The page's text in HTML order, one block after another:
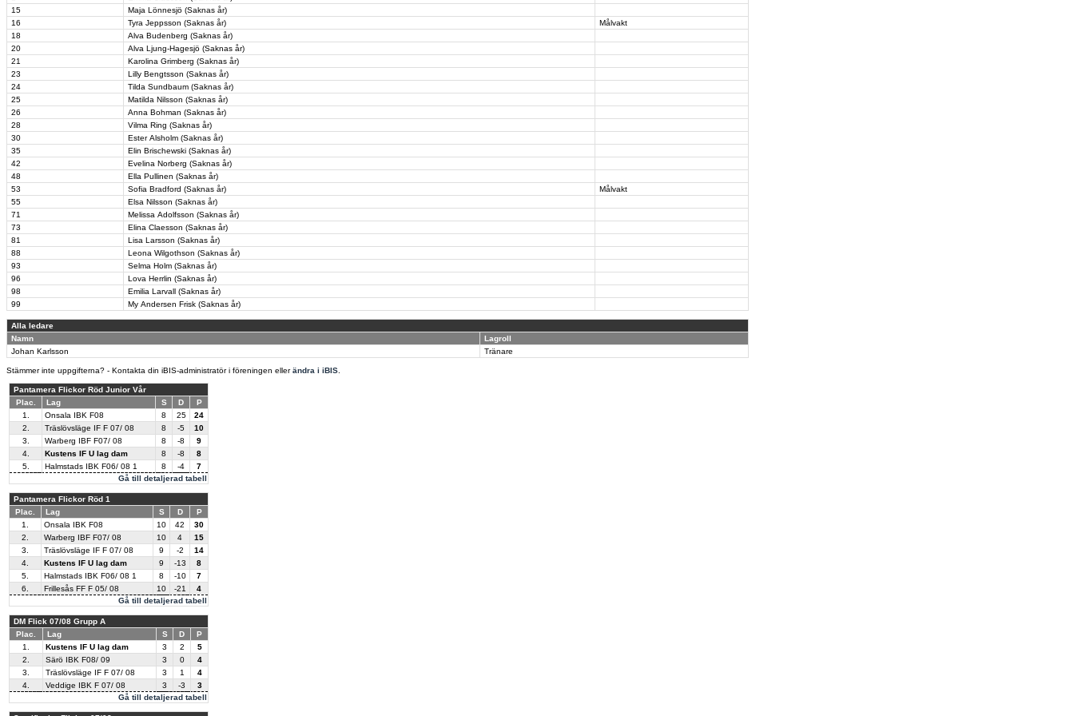
15
Maja Lönnesjö (Saknas år)
16
Tyra Jeppsson (Saknas år)
Målvakt
18
Alva Budenberg (Saknas år)
20
Alva Ljung-Hagesjö (Saknas år)
21
Karolina Grimberg (Saknas år)
23
Lilly Bengtsson (Saknas år)
24
Tilda Sundbaum (Saknas år)
25
Matilda Nilsson (Saknas år)
26
Anna Bohman (Saknas år)
28
Vilma Ring (Saknas år)
30
Ester Alsholm (Saknas år)
35
Elin Brischewski (Saknas år)
42
Evelina Norberg (Saknas år)
48
Ella Pullinen (Saknas år)
53
Sofia Bradford (Saknas år)
Målvakt
55
Elsa Nilsson (Saknas år)
71
Melissa Adolfsson (Saknas år)
73
Elina Claesson (Saknas år)
81
Lisa Larsson (Saknas år)
88
Leona Wilgothson (Saknas år)
93
Selma Holm (Saknas år)
96
Lova Herrlin (Saknas år)
98
Emilia Larvall (Saknas år)
99
My Andersen Frisk (Saknas år)
Alla ledare
Namn
Lagroll
Johan Karlsson
Tränare
Stämmer inte uppgifterna? - Kontakta din iBIS-administratör i föreningen ellerändra i iBIS
Pantamera Flickor Röd Junior Vår
Plac.
Lag S D P
Gå till detaljerad tabell
1. Onsala IBK F08 8 25
24
2.
Träslövsläge IF F 07/ 08 8 -5
10
3.
Warberg IBF F07/ 08 8 -8
9
4.
Kustens IF U lag dam 8 -8
8
5.
Halmstads IBK F06/ 08 1 8 -4 7
Pantamera Flickor Röd 1
Plac.
Lag S D P
Gå till detaljerad tabell
1. Onsala IBK F08 10 42
30
2.
Warberg IBF F07/ 08 10 4
15
3.
Träslövsläge IF F 07/ 08 9 -2
14
4.
Kustens IF U lag dam 9 -13
8
5.
Halmstads IBK F06/ 08 1 8 -10
7
6.
Frillesås FF F 05/ 08 10 -21 4
DM Flick 07/08 Grupp A
Plac.
Lag S D P
Gå till detaljerad tabell
1. Kustens IF U lag dam 3 2
5
2.
Särö IBK F08/ 09 3 0
4
3.
Träslövsläge IF F 07/ 08 3 1
4
4.
Veddige IBK F 07/ 08 3 -3 3